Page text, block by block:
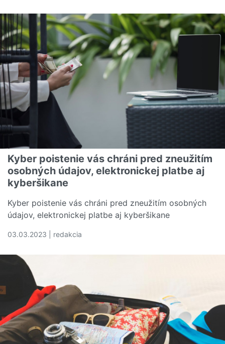
Kyber poistenie vás chráni pred zneužitím
osobných údajov, elektronickej platbe aj
kyberšikane
Kyber poistenie vás chráni pred zneužitím osobných
údajov, elektronickej platbe aj kyberšikane
03.03.2023 | redakcia